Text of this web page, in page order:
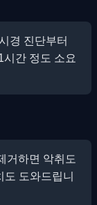
경 진단부터
간 정도 소요
거하면 악취도
도와드립니